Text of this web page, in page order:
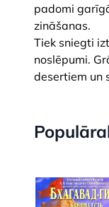
padomi
zināšanas.
Tiek sniegti
noslēpumi.
desertiem un